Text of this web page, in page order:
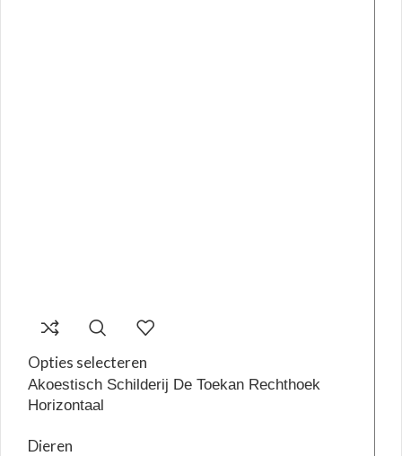
Opties selecteren
Akoestisch Schilderij De Toekan Rechthoek
Horizontaal
Dieren